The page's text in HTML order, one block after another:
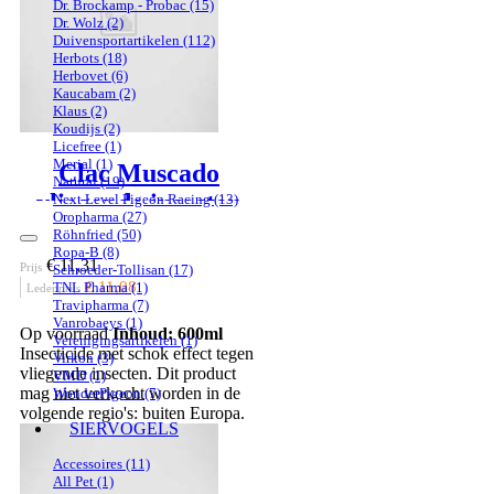
Dr. Brockamp - Probac (15)
Dr. Wolz(2)
Duivensportartikelen (112)
Herbots (18)
Herbovet (6)
Kaucabam (2)
Klaus (2)
Koudijs(2)
Licefree (1)
Merial (1)
Natural(19)
Next Level Pigeon Racing(13)
Oropharma (27)
Röhnfried (50)
Ropa-B (8)
Schroeder-Tollisan (17)
TNL Pharma(1)
Travipharma (7)
Vanrobaeys (1)
Verenigingsartikelen(1)
Virkon (3)
VMD(1)
WonderPigeon(7)
SIERVOGELS
Accessoires (11)
All Pet (1)
Clac Muscado
vliegende insecten
Prijs € 11,31
Ledenprijs € 11,08
Op voorraadInhoud: 600ml
Insecticide met schok effect tegen
vliegende insecten. Dit product
mag niet verkocht worden in de
volgende regio's: buiten Europa.